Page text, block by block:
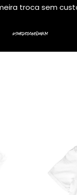
troca sem